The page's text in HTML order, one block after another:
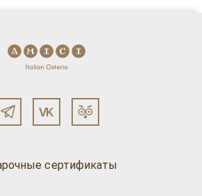
сертификаты